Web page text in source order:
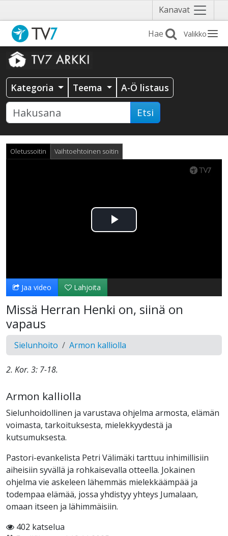
Kanavat Näytä
valikko
Valikko
Kategoria Teema A-Ö listaus
Etsi
Oletussoitin Vaihtoehtoinen soitin
Toista
Jaa video Lahjoita
Missä Herran Henki on, siinä on
vapaus
Sielunhoito Armon kalliolla
2. Kor. 3: 7-18.
Armon kalliolla
Sielunhoidollinen ja varustava ohjelma armosta, elämän
voimasta, tarkoituksesta, mielekkyydestä ja
kutsumuksesta.
Pastori-evankelista Petri Välimäki tarttuu inhimillisiin
aiheisiin syvällä ja rohkaisevalla otteella. Jokainen
ohjelma vie askeleen lähemmäs mielekkäämpää ja
todempaa elämää, jossa yhdistyy yhteys Jumalaan,
omaan itseen ja lähimmäisiin.
402 katselua